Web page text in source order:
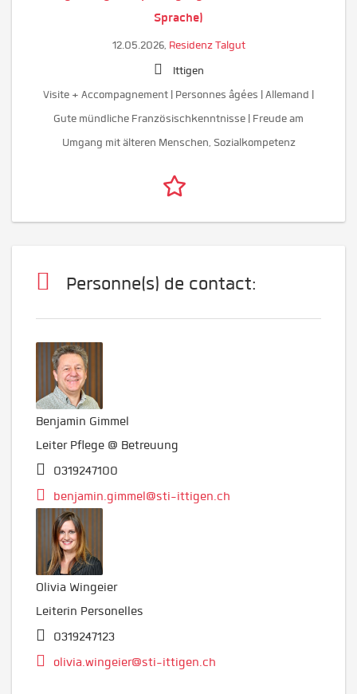
Sprache)
12.05.2026, Residenz Talgut
Ittigen
Visite + Accompagnement | Personnes âgées | Allemand |
Gute mündliche Französischkenntnisse | Freude am
Umgang mit älteren Menschen, Sozialkompetenz
Personne(s) de contact:
Benjamin Gimmel
Leiter Pflege @ Betreuung
0319247100
benjamin.gimmel@sti-ittigen.ch
Olivia Wingeier
Leiterin Personelles
0319247123
olivia.wingeier@sti-ittigen.ch